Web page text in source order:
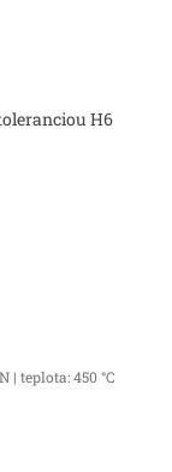
H6
| teplota: 450 °C